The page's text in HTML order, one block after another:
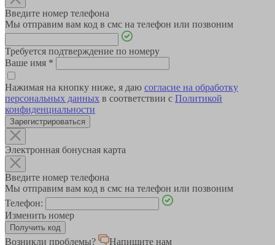
Введите номер телефона
Мы отправим вам код в смс на телефон или позвоним
Требуется подтверждение по номеру
Ваше имя *
Нажимая на кнопку ниже, я даю согласие на обработку
персональных данных в соответствии с Политикой
конфиденциальности
Зарегистрироваться
Электронная бонусная карта
Введите номер телефона
Мы отправим вам код в смс на телефон или позвоним
Телефон:
Изменить номер
Возникли проблемы? Напишите нам